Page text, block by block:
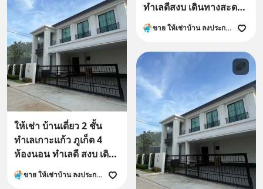
ทำเลดีสงบ เดินทางสะดวก
โทร.0958192888
ขาย ให้เช่าบ้าน ลงประกาศ ที่ดิน คอนโด อาคารพาณิชย์
ให้เช่า บ้านเดี่ยว 2 ชั้น
ทำเลเกาะแก้ว ภูเก็ต 4
ห้องนอน ทำเลดี สงบ เดิน
ทางสะดวก
โทร.0958192888
ขาย ให้เช่าบ้าน ลงประกาศ ที่ดิน คอนโด อาคารพาณิชย์